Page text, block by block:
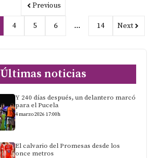
Previous
4 5 6 … 14 Next
Últimas noticias
Y 240 días después, un delantero marcó
para el Pucela
4 marzo 2026 17:00h
El calvario del Promesas desde los
once metros